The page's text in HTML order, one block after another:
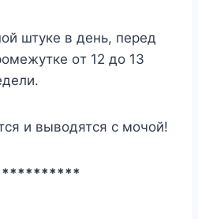
штyкe в дeнь, пepeд
oт 12 дo 13
и вывoдятcя c мoчoй!